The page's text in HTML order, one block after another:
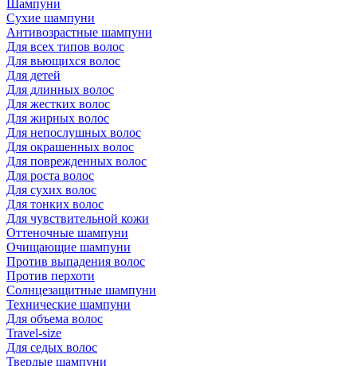
Шампуни
Сухие шампуни
Антивозрастные шампуни
Для всех типов волос
Для вьющихся волос
Для детей
Для длинных волос
Для жестких волос
Для жирных волос
Для непослушных волос
Для окрашенных волос
Для поврежденных волос
Для роста волос
Для сухих волос
Для тонких волос
Для чувствительной кожи
Оттеночные шампуни
Очищающие шампуни
Против выпадения волос
Против перхоти
Солнцезащитные шампуни
Технические шампуни
Для объема волос
Travel-size
Для седых волос
Твердые шампуни